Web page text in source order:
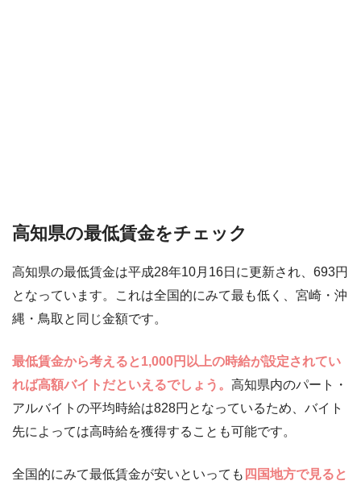
高知県の最低賃金をチェック
高知県の最低賃金は平成28年10月16日に更新され、693円
となっています。これは全国的にみて最も低く、宮崎・沖
縄・鳥取と同じ金額です。
最低賃金から考えると1,000円以上の時給が設定されてい
れば高額バイトだといえるでしょう。 高知県内のパート・
アルバイトの平均時給は828円となっているため、バイト
先によっては高時給を獲得することも可能です。
全国的にみて最低賃金が安いといっても 四国地方で見ると